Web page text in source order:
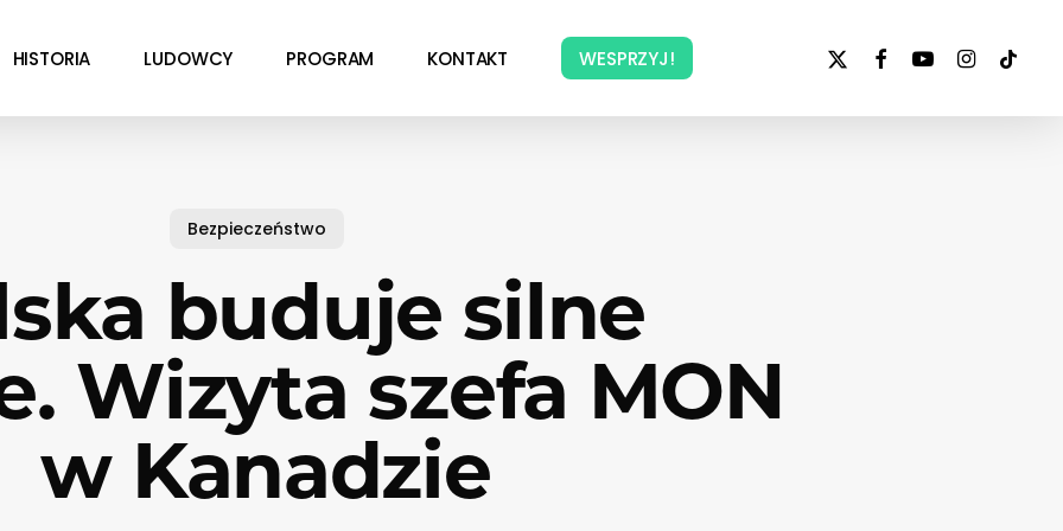
HISTORIA LUDOWCY PROGRAM KONTAKT WESPRZYJ!
x-
facebookyoutubeinstagram
tiktok
Bezpieczeństwo
buduje silne
Wizyta szefa MON
w Kanadzie